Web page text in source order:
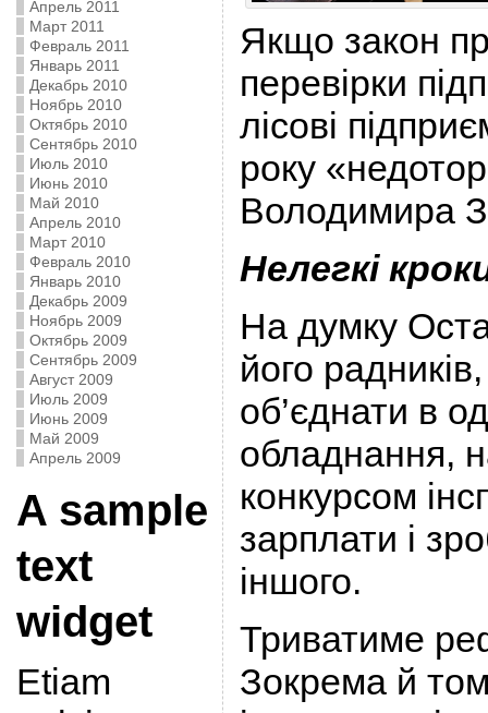
Апрель 2011
Март 2011
Февраль 2011
Январь 2011
Декабрь 2010
Ноябрь 2010
Октябрь 2010
Сентябрь 2010
Июль 2010
Июнь 2010
Май 2010
Апрель 2010
Март 2010
Февраль 2010
Январь 2010
Декабрь 2009
Ноябрь 2009
Октябрь 2009
Сентябрь 2009
Август 2009
Июль 2009
Июнь 2009
Май 2009
Апрель 2009
A sample
text
widget
Etiam
Якщо закон
перевірки
лісові
року
Володимира
Нелегкі
На думку
його
об’єднати в
обладнання,
конкурсом
зарплати і
іншого.
Триватиме
Зокрема й